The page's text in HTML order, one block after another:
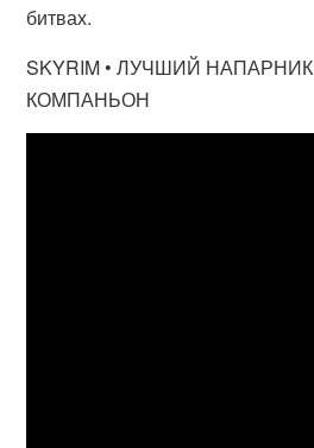
битвах.
SKYRIM • ЛУЧШИЙ
КОМПАНЬОН